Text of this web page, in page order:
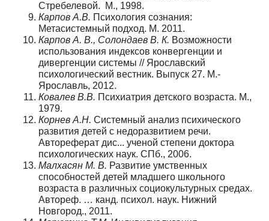
Стребелевой. М., 1998.
Карпов А.В. Психология сознания:
Метасистемный подход. М. 2011.
Карпов А. В., Солондаев В. К. Возможности
использования индексов конвергенции и
дивергенции системы // Ярославский
психологический вестник. Выпуск 27. М.-
Ярославль, 2012.
Ковалев В.В. Психиатрия детского возраста. М.,
1979.
Корнев А.Н. Системный анализ психического
развития детей с недоразвитием речи.
Автореферат дис... ученой степени доктора
психологических наук. СПб., 2006.
Малхасян М. В. Развитие умственных
способностей детей младшего школьного
возраста в различных социокультурных средах.
Автореф. … канд. психол. наук. Нижний
Новгород., 2011.